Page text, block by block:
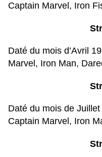
Captain Marvel, Iron
Daté du mois d’Avril
Marvel, Iron Man,
Daté du mois de
Captain Marvel, Iron